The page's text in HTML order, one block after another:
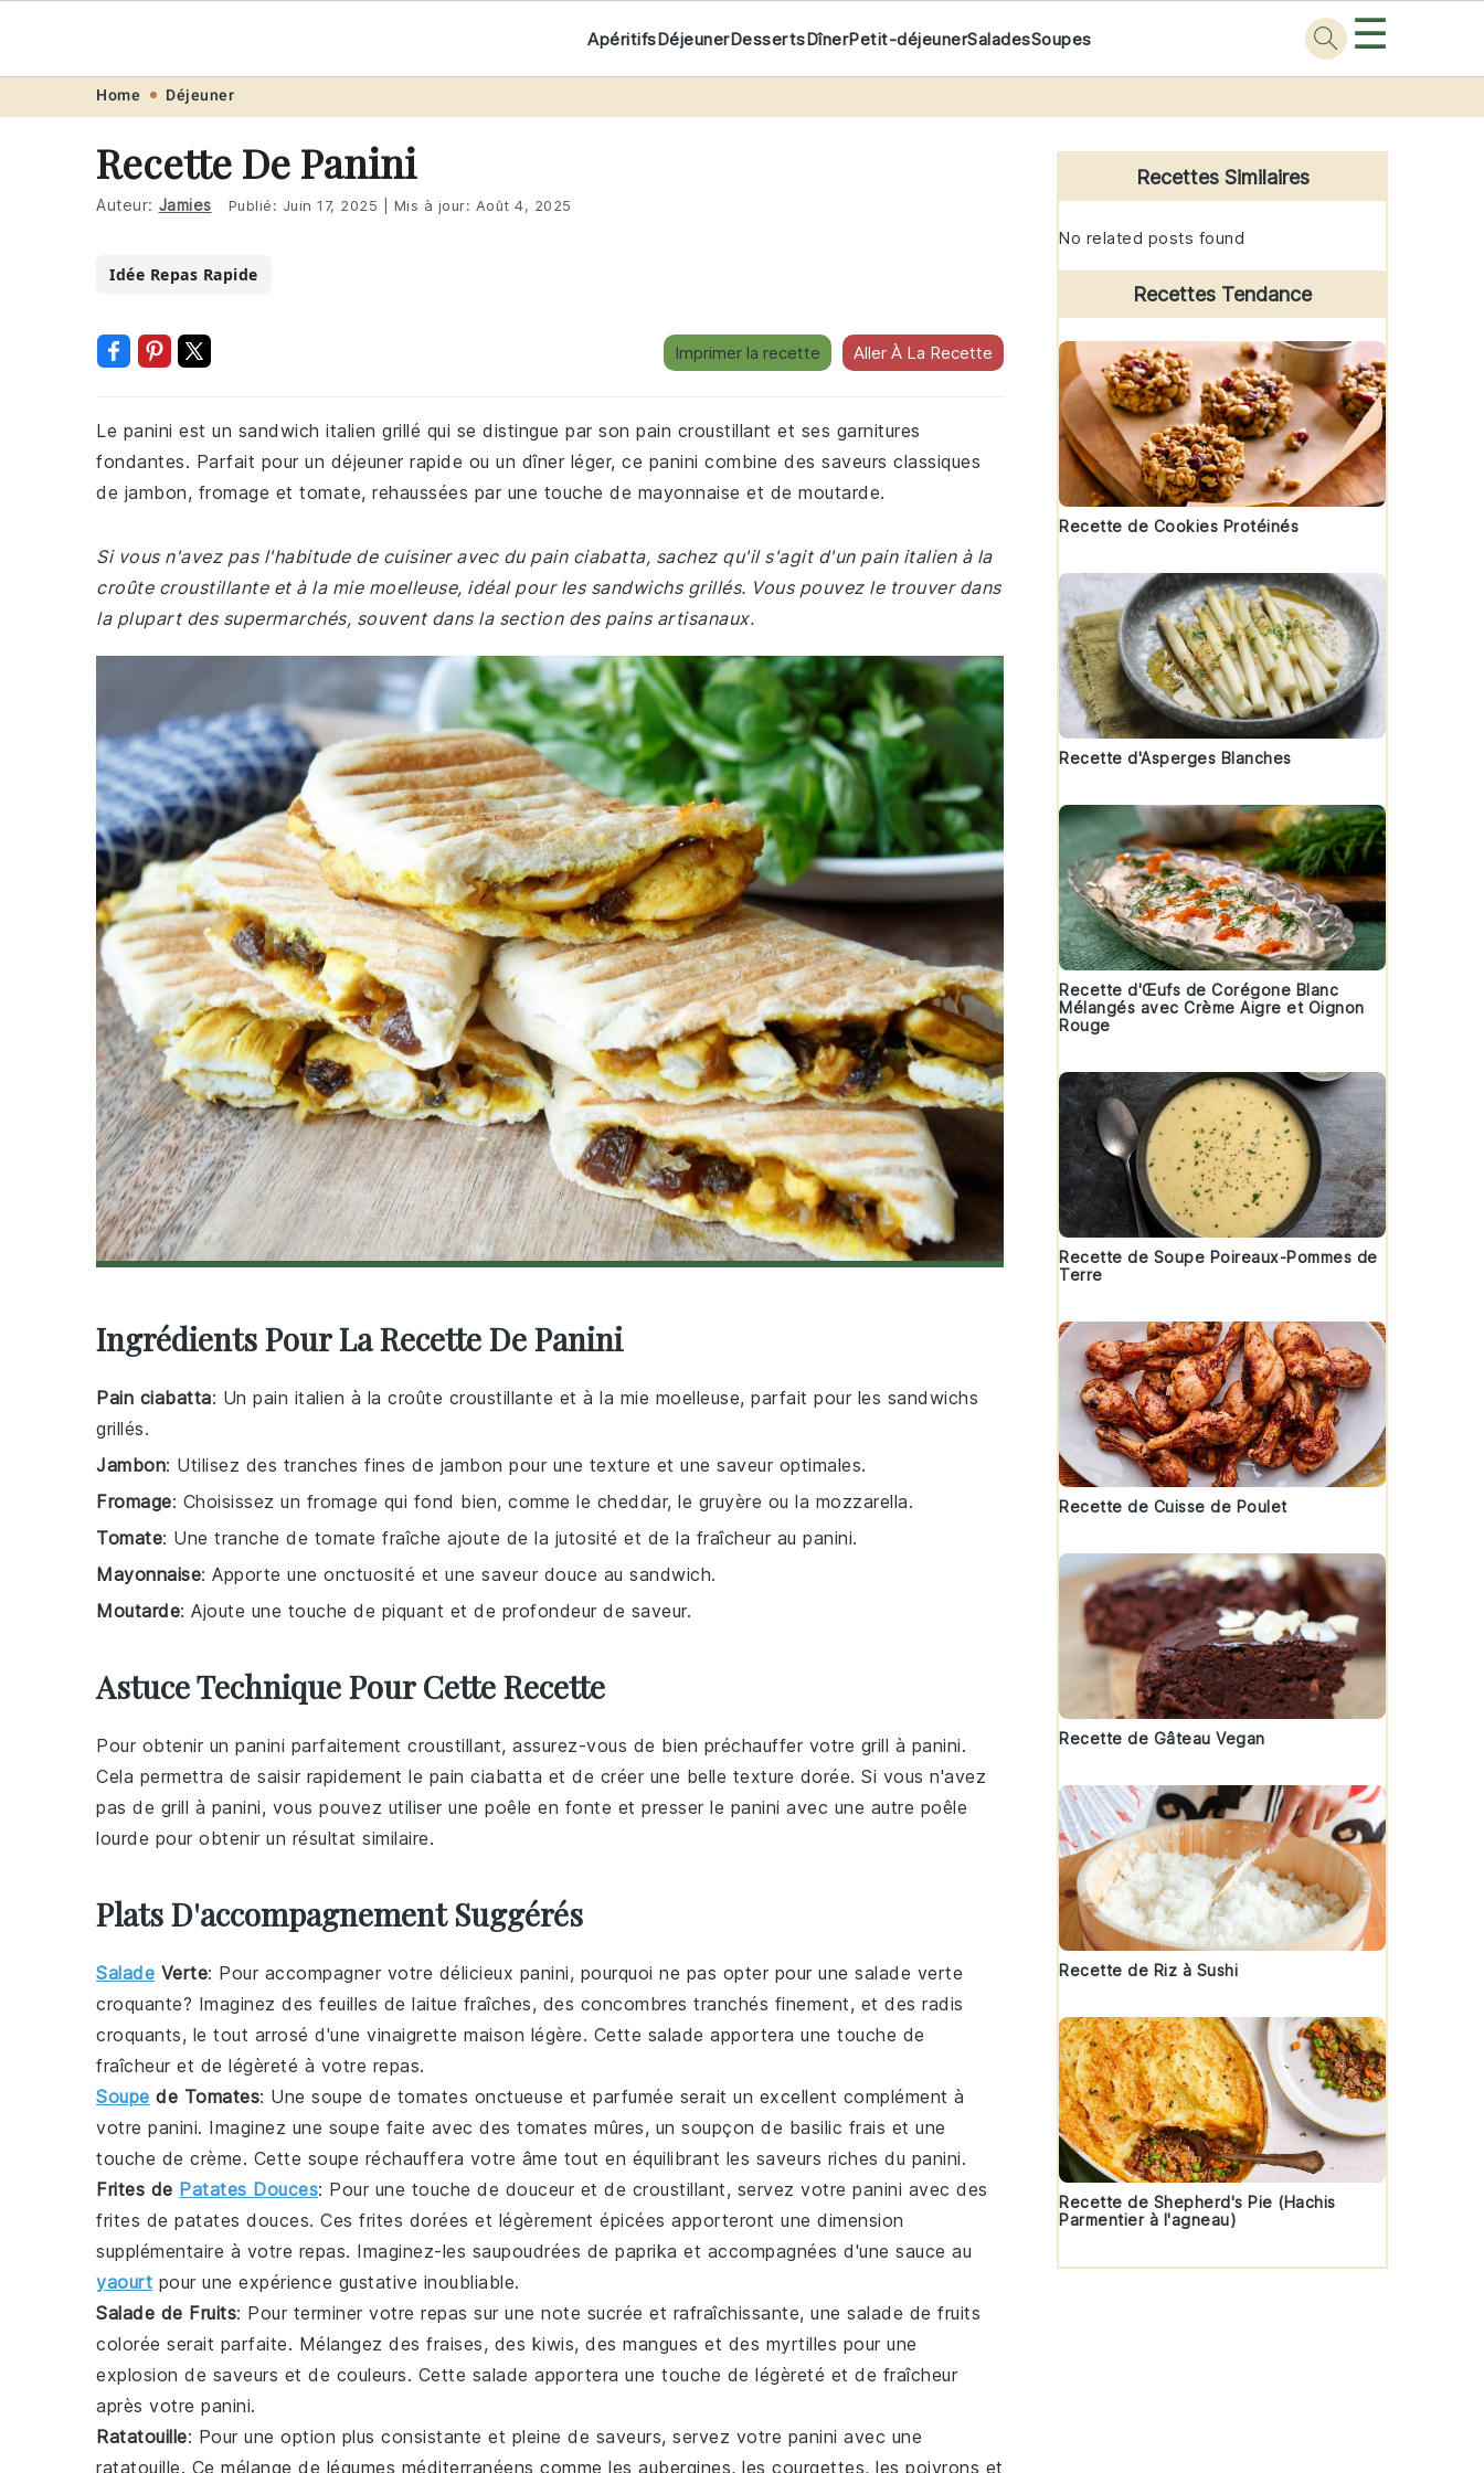
navigation
content
Recette.pro ApéritifsDéjeunerDessertsDînerPetit-déjeunerSaladesSoupes ☰
Home Déjeuner
Recette De Panini
Auteur: Jamies Publié: Juin 17, 2025 Mis à jour: Août 4, 2025
Idée Repas Rapide
Imprimer la recette Aller À La Recette
Le panini est un sandwich italien grillé qui se distingue par son pain croustillant et ses garnitures
fondantes. Parfait pour un déjeuner rapide ou un dîner léger, ce panini combine des saveurs classiques
de jambon, fromage et tomate, rehaussées par une touche de mayonnaise et de moutarde.
Si vous n'avez pas l'habitude de cuisiner avec du pain ciabatta, sachez qu'il s'agit d'un pain italien à la
croûte croustillante et à la mie moelleuse, idéal pour les sandwichs grillés. Vous pouvez le trouver dans
la plupart des supermarchés, souvent dans la section des pains artisanaux.
Ingrédients Pour La Recette De Panini
Pain ciabatta: Un pain italien à la croûte croustillante et à la mie moelleuse, parfait pour les sandwichs
grillés.
Jambon: Utilisez des tranches fines de jambon pour une texture et une saveur optimales.
Fromage: Choisissez un fromage qui fond bien, comme le cheddar, le gruyère ou la mozzarella.
Tomate: Une tranche de tomate fraîche ajoute de la jutosité et de la fraîcheur au panini.
Mayonnaise: Apporte une onctuosité et une saveur douce au sandwich.
Moutarde: Ajoute une touche de piquant et de profondeur de saveur.
Astuce Technique Pour Cette Recette
Pour obtenir un panini parfaitement croustillant, assurez-vous de bien préchauffer votre grill à panini.
Cela permettra de saisir rapidement le pain ciabatta et de créer une belle texture dorée. Si vous n'avez
pas de grill à panini, vous pouvez utiliser une poêle en fonte et presser le panini avec une autre poêle
lourde pour obtenir un résultat similaire.
Plats D'accompagnement Suggérés
Salade Verte: Pour accompagner votre délicieux panini, pourquoi ne pas opter pour une salade verte
croquante? Imaginez des feuilles de laitue fraîches, des concombres tranchés finement, et des radis
croquants, le tout arrosé d'une vinaigrette maison légère. Cette salade apportera une touche de
fraîcheur et de légèreté à votre repas.
Soupe de Tomates: Une soupe de tomates onctueuse et parfumée serait un excellent complément à
votre panini. Imaginez une soupe faite avec des tomates mûres, un soupçon de basilic frais et une
touche de crème. Cette soupe réchauffera votre âme tout en équilibrant les saveurs riches du panini.
Frites de Patates Douces: Pour une touche de douceur et de croustillant, servez votre panini avec des
frites de patates douces. Ces frites dorées et légèrement épicées apporteront une dimension
supplémentaire à votre repas. Imaginez-les saupoudrées de paprika et accompagnées d'une sauce au
yaourt pour une expérience gustative inoubliable.
Salade de Fruits: Pour terminer votre repas sur une note sucrée et rafraîchissante, une salade de fruits
colorée serait parfaite. Mélangez des fraises, des kiwis, des mangues et des myrtilles pour une
explosion de saveurs et de couleurs. Cette salade apportera une touche de légèreté et de fraîcheur
après votre panini.
Ratatouille: Pour une option plus consistante et pleine de saveurs, servez votre panini avec une
ratatouille. Ce mélange de légumes méditerranéens comme les aubergines, les courgettes, les poivrons et
Primary
Sidebar
Recettes Similaires
No related posts found
Recettes Tendance
Recette de Cookies Protéinés
Recette d'Asperges Blanches
Recette d'Œufs de Corégone Blanc
Mélangés avec Crème Aigre et Oignon
Rouge
Recette de Soupe Poireaux-Pommes de
Terre
Recette de Cuisse de Poulet
Recette de Gâteau Vegan
Recette de Riz à Sushi
Recette de Shepherd's Pie (Hachis
Parmentier à l'agneau)